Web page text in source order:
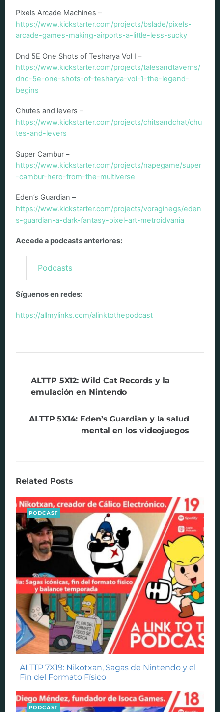
Pixels Arcade Machines –
https://www.kickstarter.com/projects/bslade/pixels-
arcade-games-making-airports-a-little-less-sucky
Dnd 5E One Shots of Tesharya Vol I –
https://www.kickstarter.com/projects/talesandtaverns/
dnd-5e-one-shots-of-tesharya-vol-1-the-legend-
begins
Chutes and levers –
https://www.kickstarter.com/projects/chitsandchat/chu
tes-and-levers
Super Cambur –
https://www.kickstarter.com/projects/napegame/super
-cambur-hero-from-the-multiverse
Eden’s Guardian –
https://www.kickstarter.com/projects/voraginegs/eden
s-guardian-a-dark-fantasy-pixel-art-metroidvania
Accede a podcasts anteriores:
Podcasts
Síguenos en redes:
https://allmylinks.com/alinktothepodcast
ALTTP 5X12: Wild Cat Records y la
emulación en Nintendo
ALTTP 5X14: Eden’s Guardian y la salud
mental en los videojuegos
Related Posts
PODCAST
ALTTP 7X19: Nikotxan, Sagas de Nintendo y el
Fin del Formato Físico
PODCAST